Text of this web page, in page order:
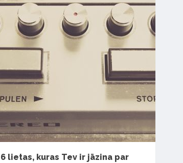
6 lietas, kuras Tev ir jāzina par